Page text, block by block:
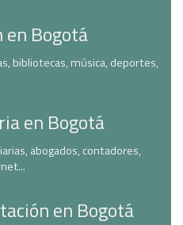
Bogotá
bibliotecas, música, deportes,
en Bogotá
abogados, contadores,
en Bogotá